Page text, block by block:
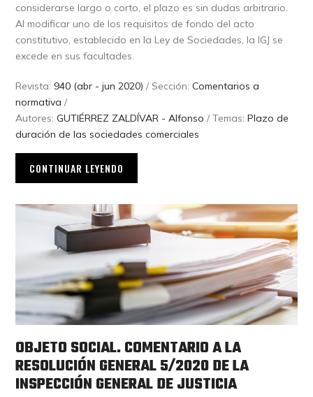
considerarse largo o corto, el plazo es sin dudas arbitrario.
Al modificar uno de los requisitos de fondo del acto
constitutivo, establecido en la Ley de Sociedades, la IGJ se
excede en sus facultades.
Revista: 940 (abr - jun 2020) / Sección:Comentarios a
normativa /
Autores:GUTIÉRREZ ZALDÍVAR - Alfonso / Temas:Plazo de
duración de las sociedades comerciales
CONTINUAR LEYENDO
OBJETO SOCIAL. COMENTARIO A LA
RESOLUCIÓN GENERAL 5/2020 DE LA
INSPECCIÓN GENERAL DE JUSTICIA